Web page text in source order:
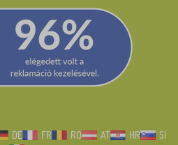
DE FR RO AT HR
SI